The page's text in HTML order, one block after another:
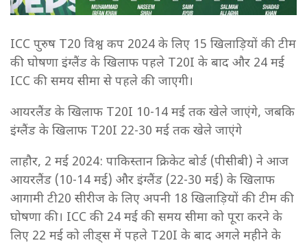
ICC पुरुष T20 विश्व कप 2024 के लिए 15 खिलाड़ियों की टीम
की घोषणा इंग्लैंड के खिलाफ पहले T20I के बाद और 24 मई
ICC की समय सीमा से पहले की जाएगी।
आयरलैंड के खिलाफ T20I 10-14 मई तक खेले जाएंगे, जबकि
इंग्लैंड के खिलाफ T20I 22-30 मई तक खेले जाएंगे
लाहौर, 2 मई 2024: पाकिस्तान क्रिकेट बोर्ड (पीसीबी) ने आज
आयरलैंड (10-14 मई) और इंग्लैंड (22-30 मई) के खिलाफ
आगामी टी20 सीरीज के लिए अपनी 18 खिलाड़ियों की टीम की
घोषणा की। ICC की 24 मई की समय सीमा को पूरा करने के
लिए 22 मई को लीड्स में पहले T20I के बाद अगले महीने के